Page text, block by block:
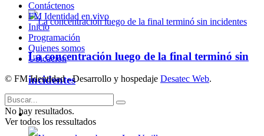
La concentración luego de la final terminó sin
incidentes
Policiales
Contáctenos
FM Identidad en vivo
Inicio
Programación
Quienes somos
Ubicación
© FM Identidad - Desarrollo y hospedaje Desatec Web.
No hay resultados.
Ver todos los ressultados